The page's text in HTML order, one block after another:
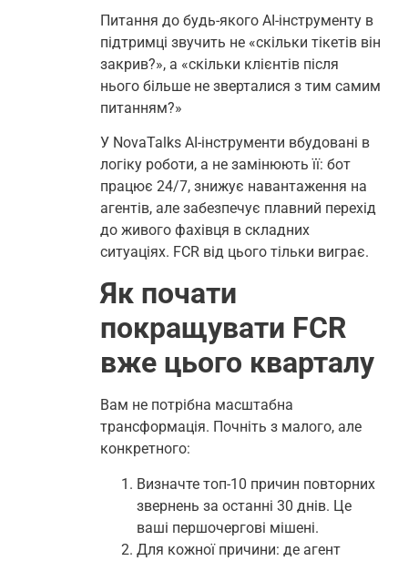
Питання до будь-якого AI-інструменту в
підтримці звучить не «скільки тікетів він
закрив?», а «скільки клієнтів після
нього більше не зверталися з тим самим
питанням?»
У NovaTalks AI-інструменти вбудовані в
логіку роботи, а не замінюють її: бот
працює 24/7, знижує навантаження на
агентів, але забезпечує плавний перехід
до живого фахівця в складних
ситуаціях. FCR від цього тільки виграє.
Як почати
покращувати FCR
вже цього кварталу
Вам не потрібна масштабна
трансформація. Почніть з малого, але
конкретного:
Визначте топ-10 причин повторних
звернень за останні 30 днів. Це
ваші першочергові мішені.
Для кожної причини: де агент